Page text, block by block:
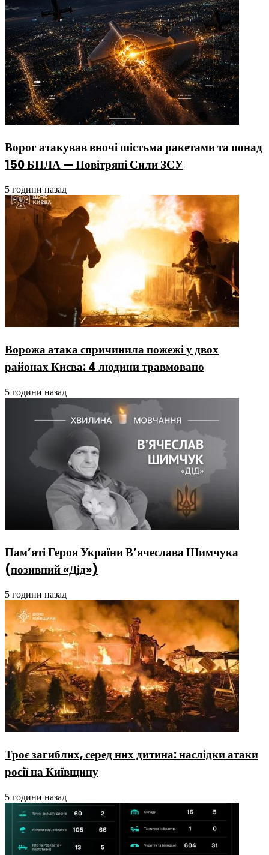
Ворог атакував вночі шістьма ракетами та понад
150 БПЛА — Повітряні Сили ЗСУ
5 години назад
Ворожа атака спричинила пожежі у двох
районах Києва: 4 людини травмовано
5 години назад
Пам’яті Героя України В’ячеслава Шимчука
(позивний «Дід»)
5 години назад
Троє загиблих, серед них дитина: наслідки атаки
росії на Київщину
5 години назад